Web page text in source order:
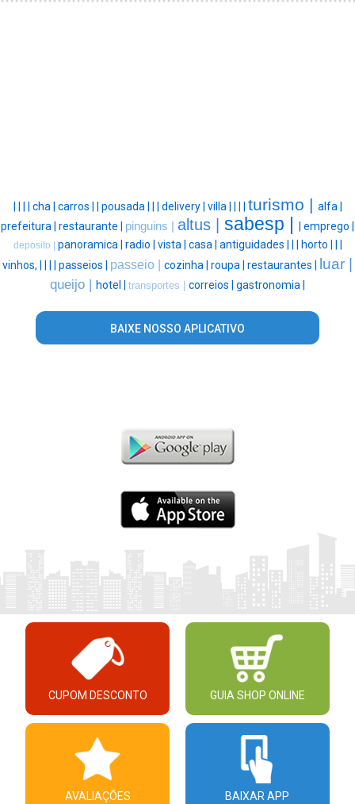
| | | | cha | carros | | pousada | | | delivery | villa | | | | turismo | alfa |
prefeitura | restaurante | pinguins | altus | sabesp | | emprego |
deposito | panoramica | radio | vista | casa | antiguidades | | | horto | | |
vinhos, | | | | passeios | passeio | cozinha | roupa | restaurantes | luar |
queijo | hotel | transportes | correios | gastronomia |
BAIXE NOSSO APLICATIVO
CUPOM DESCONTO GUIA SHOP ONLINE
AVALIAÇÕES BAIXAR APP